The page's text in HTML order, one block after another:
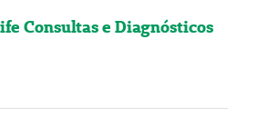
Consultas e Diagnósticos